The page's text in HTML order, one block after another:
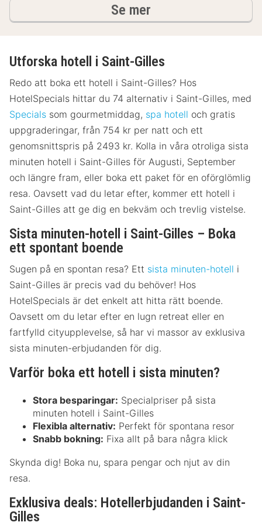
Se mer
Utforska hotell i Saint-Gilles
Redo att boka ett hotell i Saint-Gilles? Hos
HotelSpecials hittar du 74 alternativ i Saint-Gilles, med
Specials som gourmetmiddag, spa hotell och gratis
uppgraderingar, från 754 kr per natt och ett
genomsnittspris på 2493 kr. Kolla in våra otroliga sista
minuten hotell i Saint-Gilles för Augusti, September
och längre fram, eller boka ett paket för en oförglömlig
resa. Oavsett vad du letar efter, kommer ett hotell i
Saint-Gilles att ge dig en bekväm och trevlig vistelse.
Sista minuten-hotell i Saint-Gilles – Boka
ett spontant boende
Sugen på en spontan resa? Ett sista minuten-hotell i
Saint-Gilles är precis vad du behöver! Hos
HotelSpecials är det enkelt att hitta rätt boende.
Oavsett om du letar efter en lugn retreat eller en
fartfylld cityupplevelse, så har vi massor av exklusiva
sista minuten-erbjudanden för dig.
Varför boka ett hotell i sista minuten?
Stora besparingar: Specialpriser på sista
minuten hotell i Saint-Gilles
Flexibla alternativ: Perfekt för spontana resor
Snabb bokning: Fixa allt på bara några klick
Skynda dig! Boka nu, spara pengar och njut av din
resa.
Exklusiva deals: Hotellerbjudanden i Saint-
Gilles